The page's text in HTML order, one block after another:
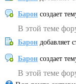
Барон создает
В этой теме
Барон добавляет
Барон создает
В этой теме